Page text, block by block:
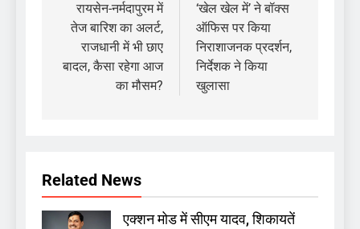
navigation
रायसेन-नर्मदापुरम में
तेज बारिश का अलर्ट,
राजधानी में भी छाए
बादल, कैसा रहेगा आज
का मौसम?
‘खेल खेल में’ ने बॉक्स
ऑफिस पर किया
निराशाजनक प्रदर्शन,
निर्देशक ने किया
खुलासा
Related News
एक्शन मोड में सीएम यादव, शिकायतें